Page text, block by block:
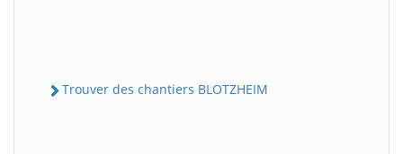
Trouver des chantiers BLOTZHEIM